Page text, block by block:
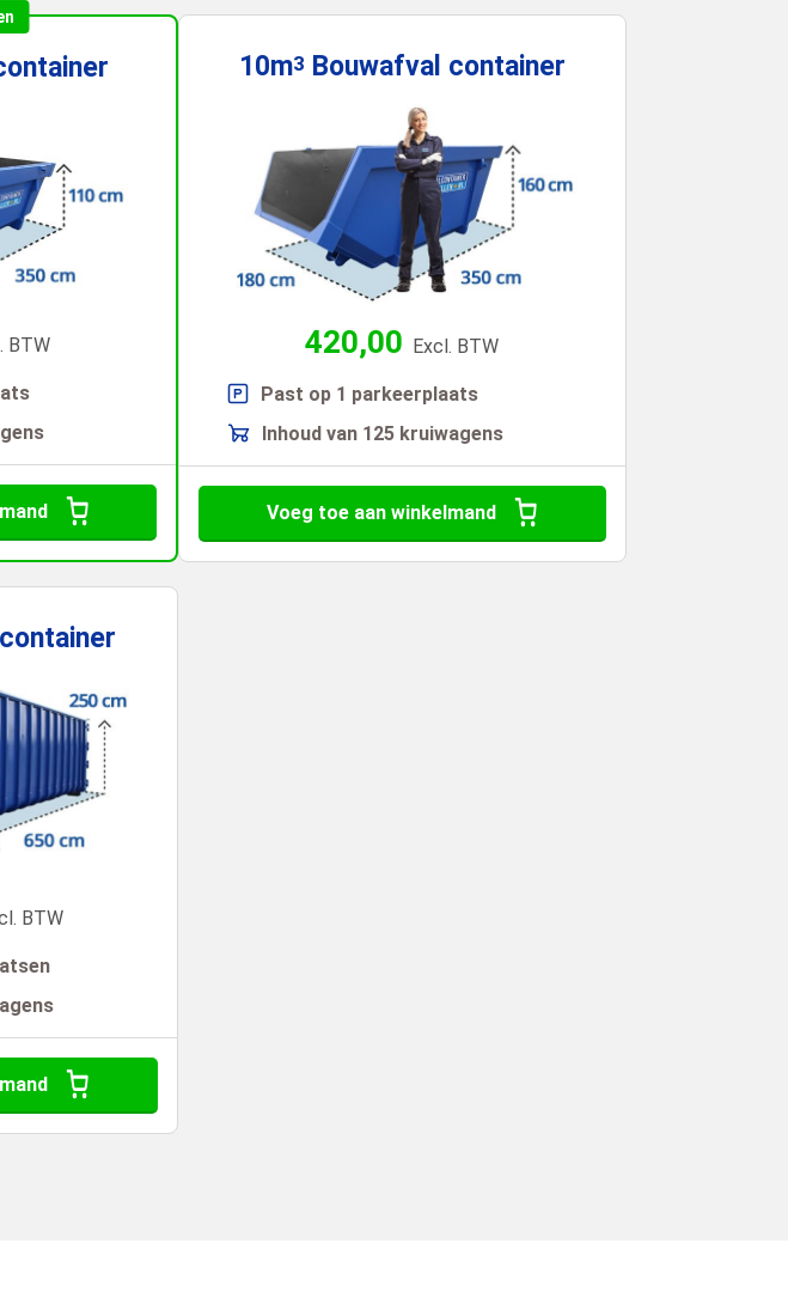
BTW
10m3 Bouwafval container
420,00 Excl. BTW
Past op 1 parkeerplaats
Inhoud van 125 kruiwagens
Voeg toe aan winkelmand
container
BTW